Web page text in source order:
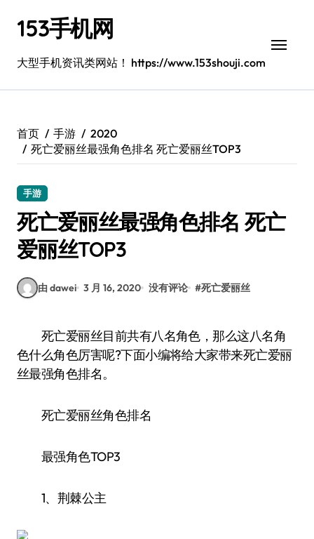
153手机网
大型手机资讯类网站！ https://www.153shouji.com
首页 手游
2020
死亡爱丽丝最强角色排名 死亡爱丽丝TOP3
手游
死亡爱丽丝最强角色排名 死亡
爱丽丝TOP3
由 dawei 3 月 16, 2020 没有评论 #死亡爱丽丝
死亡爱丽丝目前共有八名角色，那么这八名角
色什么角色厉害呢?下面小编将给大家带来死亡爱丽
丝最强角色排名。
死亡爱丽丝角色排名
最强角色TOP3
1、荆棘公主